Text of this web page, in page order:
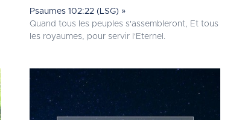
Psaumes 102:22 (LSG) »
Quand tous les peuples s'assembleront, Et tous
les royaumes, pour servir l'Eternel.